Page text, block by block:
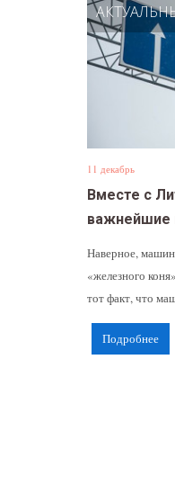
11 декабрь
Вместе с
важнейшие
Наверное,
«железного
тот факт, что
Подробнее